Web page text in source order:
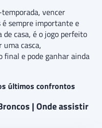
vencer
sempre importante e
casa, é o jogo perfeito
uma casca,
e pode ganhar ainda
últimos confrontos
| Onde assistir